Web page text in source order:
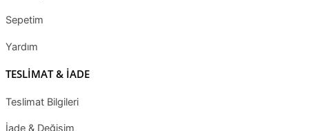
Sepetim
Yardım
TESLİMAT & İADE
Teslimat Bilgileri
İade & Değişim